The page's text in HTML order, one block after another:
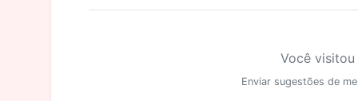
Você
Enviar sugestões de